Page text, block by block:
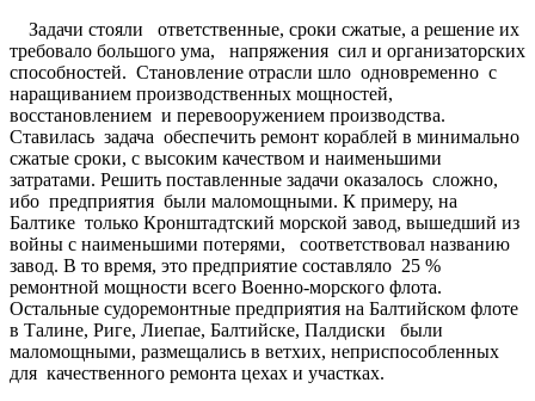
Задачи стояли ответственные, сроки сжатые, а решение их
требовало большого ума, напряжения сил и организаторских
способностей. Становление отрасли шло одновременно с
наращиванием производственных мощностей,
восстановлением и перевооружением производства.
Ставилась задача обеспечить ремонт кораблей в минимально
сжатые сроки, с высоким качеством и наименьшими
затратами. Решить поставленные задачи оказалось сложно,
ибо предприятия были маломощными. К примеру, на
Балтике только Кронштадтский морской завод, вышедший из
войны с наименьшими потерями, соответствовал названию
завод. В то время, это предприятие составляло 25 %
ремонтной мощности всего Военно-морского флота.
Остальные судоремонтные предприятия на Балтийском флоте
в Талине, Риге, Лиепае, Балтийске, Палдиски были
маломощными, размещались в ветхих, неприспособленных
для качественного ремонта цехах и участках.